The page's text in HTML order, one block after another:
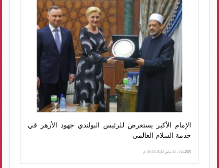
الإمام الأكبر يستعرض للرئيس البولندي جهود الأزهر في
خدمة السلام العالمي
الثلاثاء، 31 مايو 2022 03:43 م